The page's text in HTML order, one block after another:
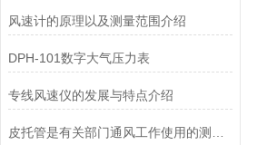
风速计的原理以及测量范围介绍
DPH-101数字大气压力表
专线风速仪的发展与特点介绍